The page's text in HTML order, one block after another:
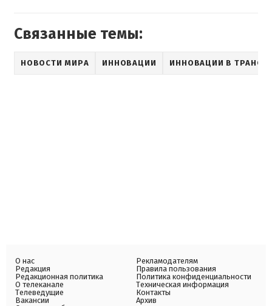
Связанные темы:
НОВОСТИ МИРА ИННОВАЦИИ ИННОВАЦИИ В
О нас
Редакция
Редакционная политика
О телеканале
Телеведущие
Вакансии
Рекламодателям
Правила пользования
Политика конфиденциальности
Техническая информация
Контакты
Архив